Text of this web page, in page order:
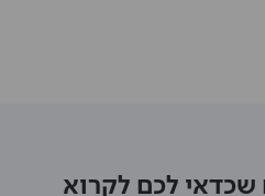
שכדאי לכם לקרוא